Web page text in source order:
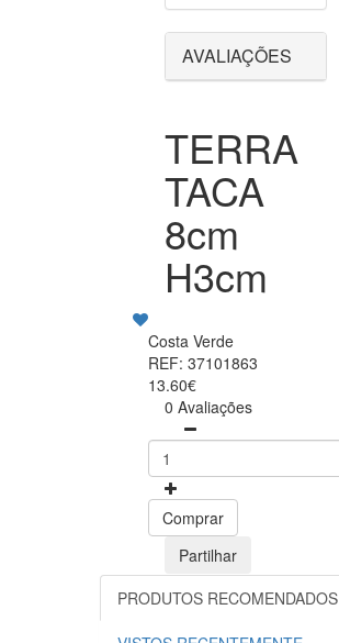
AVALIAÇÕES
TERRA
TACA
8cm
H3cm
Costa Verde
REF: 37101863
13.60€
0 Avaliações
Comprar
Partilhar
PRODUTOS RECOMENDADOS